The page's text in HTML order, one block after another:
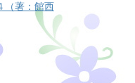
（著：館西